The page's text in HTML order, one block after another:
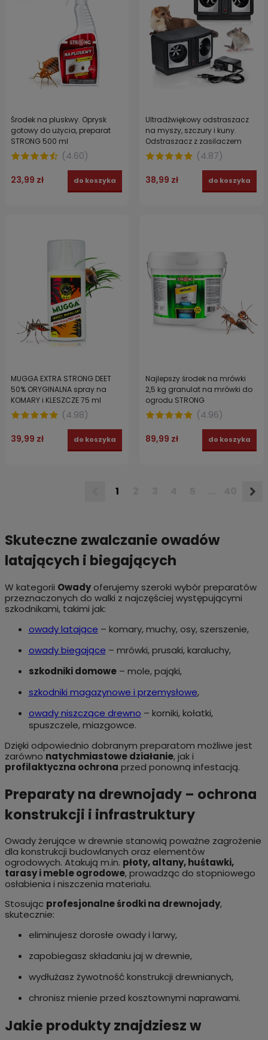
Środek na pluskwy. Oprysk
gotowy do użycia, preparat
STRONG 500 ml
(4.60)
23,99 zł do koszyka
Ultradźwiękowy odstraszacz
na myszy, szczury i kuny.
Odstraszacz z zasilaczem
zabezpiecza do 230m² DUAL
SONIC STRONG
(4.87)
38,99 zł do koszyka
MUGGA EXTRA STRONG DEET
50% ORYGINALNA spray na
KOMARY i KLESZCZE 75 ml
(4.98)
39,99 zł do koszyka
Najlepszy środek na mrówki
2,5 kg granulat na mrówki do
ogrodu STRONG
(4.96)
89,99 zł do koszyka
1
Skuteczne zwalczanie owadów
latających i biegających
W kategorii Owadyoferujemy szeroki wybór preparatów
przeznaczonych do walki z najczęściej występującymi
szkodnikami, takimi jak:
owady latające – komary, muchy, osy, szerszenie,
owady biegające – mrówki, prusaki, karaluchy,
szkodniki domowe– mole, pająki,
szkodniki magazynowe i przemysłowe,
owady niszczące drewno – korniki, kołatki,
spuszczele, miazgowce.
Dzięki odpowiednio dobranym preparatom możliwe jest
zarówno natychmiastowe działanie, jak i
profilaktyczna ochrona przed ponowną infestacją.
Preparaty na drewnojady – ochrona
konstrukcji i infrastruktury
Owady żerujące w drewnie stanowią poważne zagrożenie
dla konstrukcji budowlanych oraz elementów
ogrodowych. Atakują m.in. płoty, altany, huśtawki,
tarasy i meble ogrodowe, prowadząc do stopniowego
osłabienia i niszczenia materiału.
Stosując profesjonalne środki na drewnojady,
skutecznie:
eliminujesz dorosłe owady i larwy,
zapobiegasz składaniu jaj w drewnie,
wydłużasz żywotność konstrukcji drewnianych,
chronisz mienie przed kosztownymi naprawami.
Jakie produkty znajdziesz w